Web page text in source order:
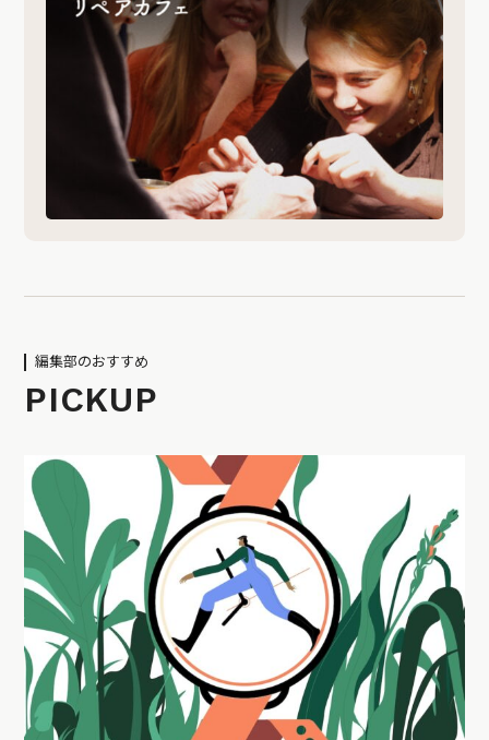
編集部のおすすめ
PICKUP